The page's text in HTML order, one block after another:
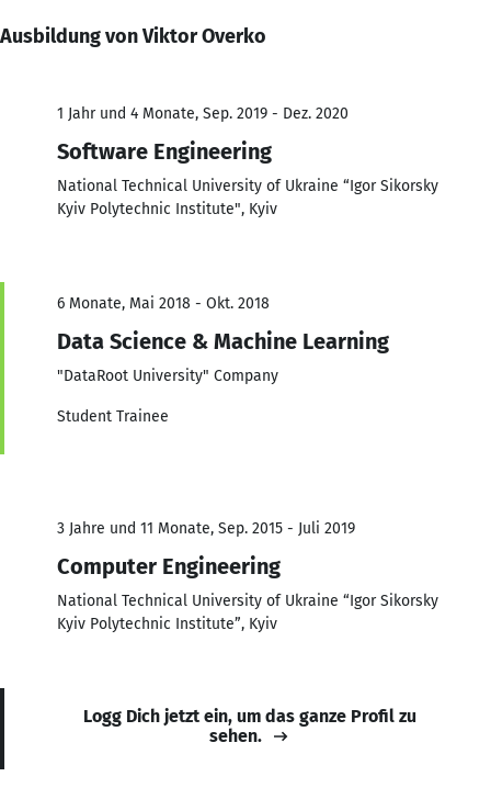
Ausbildung von Viktor Overko
1 Jahr und 4 Monate, Sep. 2019 - Dez. 2020
Software Engineering
National Technical University of Ukraine “Igor Sikorsky
Kyiv Polytechnic Institute", Kyiv
6 Monate, Mai 2018 - Okt. 2018
Data Science & Machine Learning
"DataRoot University" Company
Student Trainee
3 Jahre und 11 Monate, Sep. 2015 - Juli 2019
Computer Engineering
National Technical University of Ukraine “Igor Sikorsky
Kyiv Polytechnic Institute”, Kyiv
Logg Dich jetzt ein, um das ganze Profil zu
sehen.